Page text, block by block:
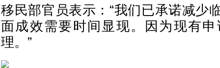
移民部官员表示：“我们已承诺减少
面成效需要时间显现。因为现有
理。”